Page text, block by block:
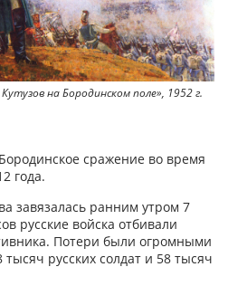
на Бородинском поле», 1952 г.
сражение во время
года.
завязалась ранним утром 7
русские войска отбивали
Потери были огромными
русских солдат и 58 тысяч